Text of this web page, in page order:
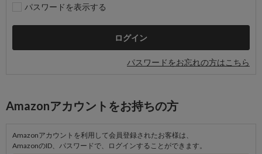
パスワードを表示する
パスワードをお忘れの方はこちら
Amazonアカウントをお持ちの方
Amazonアカウントを利用して会員登録されたお客様は、
AmazonのID、パスワードで、ログインすることができます。